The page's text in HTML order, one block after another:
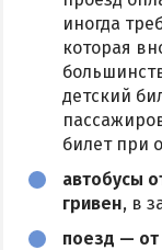
иногда
которая
детский
билет при
автобусы
гривен, в
поезд — от